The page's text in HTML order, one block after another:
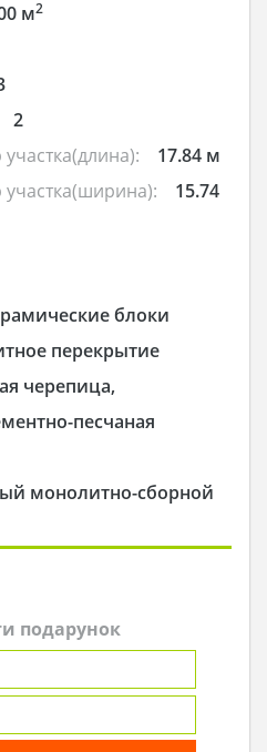
м2
2
17.84 м
15.74
блоки
перекрытие
черепица,
песчаная
монолитно-сборной
подарунок